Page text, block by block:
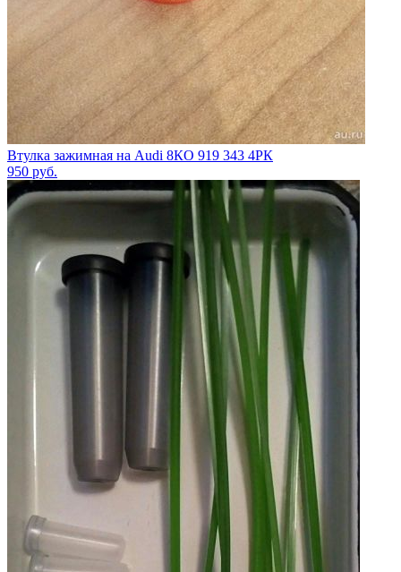
Втулка зажимная на Audi 8КО 919 343 4РК
950 руб.